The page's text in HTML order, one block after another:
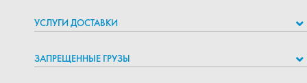
УСЛУГИ ДОСТАВКИ
ЗАПРЕЩЕННЫЕ ГРУЗЫ